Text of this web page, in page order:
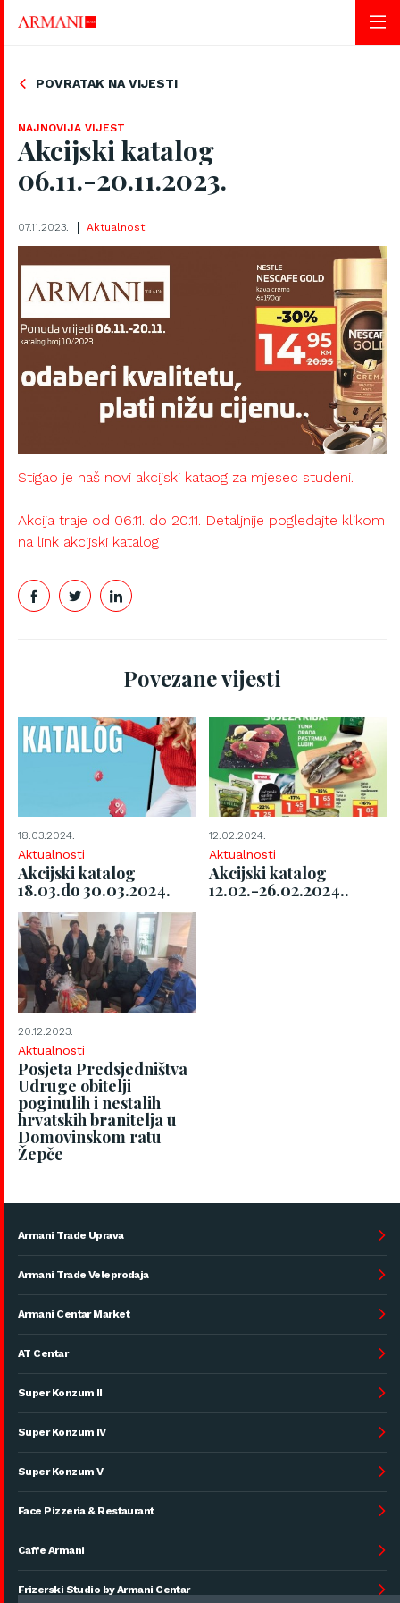
POVRATAK NA VIJESTI
NAJNOVIJA VIJEST
Akcijski katalog
06.11.-20.11.2023.
07.11.2023. Aktualnosti
Stigao je naš novi akcijski kataog za mjesec studeni.
Akcija traje od 06.11. do 20.11. Detaljnije pogledajte klikom
na link akcijski katalog
Povezane vijesti
18.03.2024.
Aktualnosti
Akcijski katalog
18.03.do 30.03.2024.
12.02.2024.
Aktualnosti
Akcijski katalog
12.02.-26.02.2024..
20.12.2023.
Aktualnosti
Posjeta Predsjedništva
Udruge obitelji
poginulih i nestalih
hrvatskih branitelja u
Domovinskom ratu
Žepče
Armani Trade Uprava
Armani Trade Veleprodaja
Armani Centar Market
AT Centar
Super Konzum II
Super Konzum IV
Super Konzum V
Face Pizzeria & Restaurant
Caffe Armani
Frizerski Studio by Armani Centar